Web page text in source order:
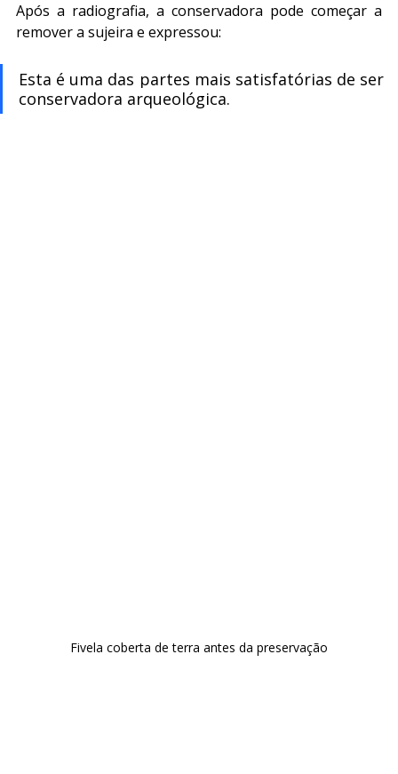
Após a radiografia, a conservadora pode começar a
remover a sujeira e expressou:
Esta é uma das partes mais satisfatórias de ser
conservadora arqueológica.
Fivela coberta de terra antes da preservação